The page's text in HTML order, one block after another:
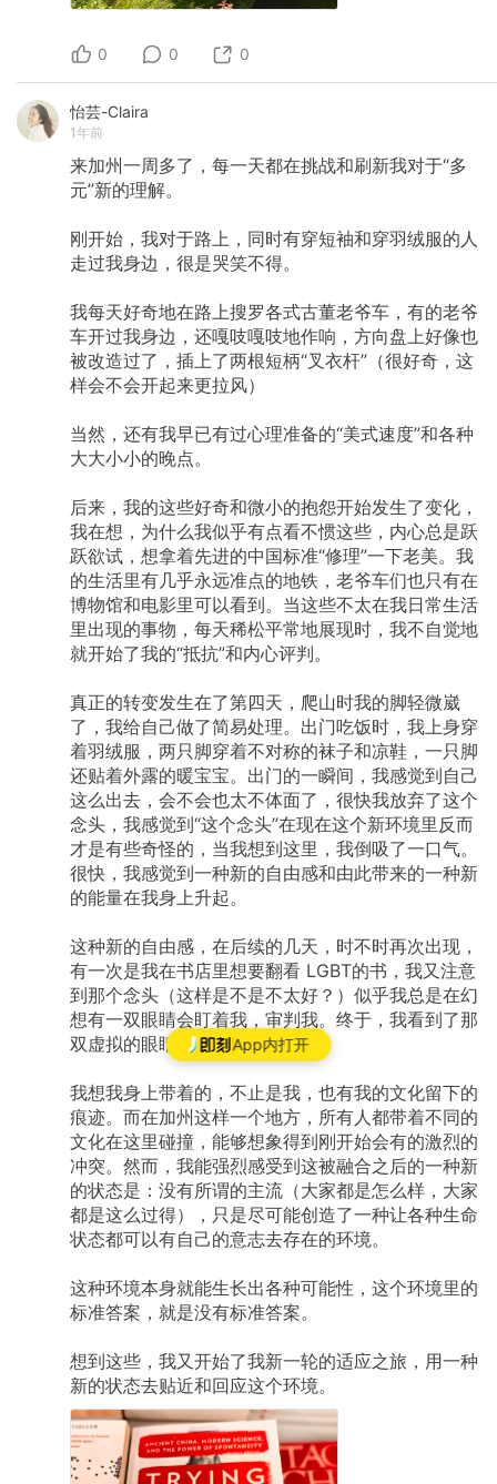
App内打开
0 0 0
怡芸-Claira
1年前
来加州一周多了，每一天都在挑战和刷新我对于“多
元”新的理解。
刚开始，我对于路上，同时有穿短袖和穿羽绒服的人
走过我身边，很是哭笑不得。
我每天好奇地在路上搜罗各式古董老爷车，有的老爷
车开过我身边，还嘎吱嘎吱地作响，方向盘上好像也
被改造过了，插上了两根短柄“叉衣杆”（很好奇，这
样会不会开起来更拉风）
当然，还有我早已有过心理准备的“美式速度”和各种
大大小小的晚点。
后来，我的这些好奇和微小的抱怨开始发生了变化，
我在想，为什么我似乎有点看不惯这些，内心总是跃
跃欲试，想拿着先进的中国标准“修理”一下老美。我
的生活里有几乎永远准点的地铁，老爷车们也只有在
博物馆和电影里可以看到。当这些不太在我日常生活
里出现的事物，每天稀松平常地展现时，我不自觉地
就开始了我的“抵抗”和内心评判。
真正的转变发生在了第四天，爬山时我的脚轻微崴
了，我给自己做了简易处理。出门吃饭时，我上身穿
着羽绒服，两只脚穿着不对称的袜子和凉鞋，一只脚
还贴着外露的暖宝宝。出门的一瞬间，我感觉到自己
这么出去，会不会也太不体面了，很快我放弃了这个
念头，我感觉到“这个念头”在现在这个新环境里反而
才是有些奇怪的，当我想到这里，我倒吸了一口气。
很快，我感觉到一种新的自由感和由此带来的一种新
的能量在我身上升起。
这种新的自由感，在后续的几天，时不时再次出现，
有一次是我在书店里想要翻看 LGBT的书，我又注意
到那个念头（这样是不是不太好？）似乎我总是在幻
想有一双眼睛会盯着我，审判我。终于，我看到了那
双虚拟的眼睛！好可怕。
我想我身上带着的，不止是我，也有我的文化留下的
痕迹。而在加州这样一个地方，所有人都带着不同的
文化在这里碰撞，能够想象得到刚开始会有的激烈的
冲突。然而，我能强烈感受到这被融合之后的一种新
的状态是：没有所谓的主流（大家都是怎么样，大家
都是这么过得），只是尽可能创造了一种让各种生命
状态都可以有自己的意志去存在的环境。
这种环境本身就能生长出各种可能性，这个环境里的
标准答案，就是没有标准答案。
想到这些，我又开始了我新一轮的适应之旅，用一种
新的状态去贴近和回应这个环境。